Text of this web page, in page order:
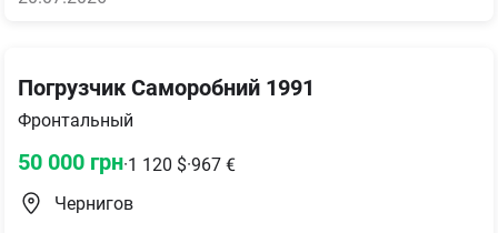
Погрузчик Саморобний 1991
Фронтальный
50 000 грн·1 120 $·967 €
Чернигов